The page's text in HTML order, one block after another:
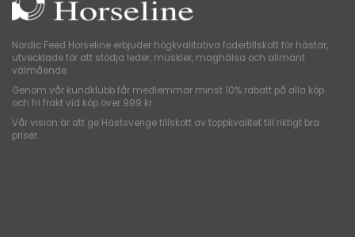
Nordic Feed Horseline erbjuder högkvalitativa fodertillskott för hästar,
utvecklade för att stödja leder, muskler, maghälsa och allmänt
välmående.
Genom vår kundklubb får medlemmar minst 10% rabatt på alla köp
och fri frakt vid köp över 999 kr.
Vår vision är att ge Hästsverige tillskott av toppkvalitet till riktigt bra
priser.